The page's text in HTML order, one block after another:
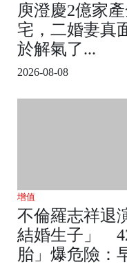
庾澄慶2億家
宅，二婚妻真
於解氣了...
2026-08-08
增值
不倫羅志祥退
結婚生子」
胎」爆危險：